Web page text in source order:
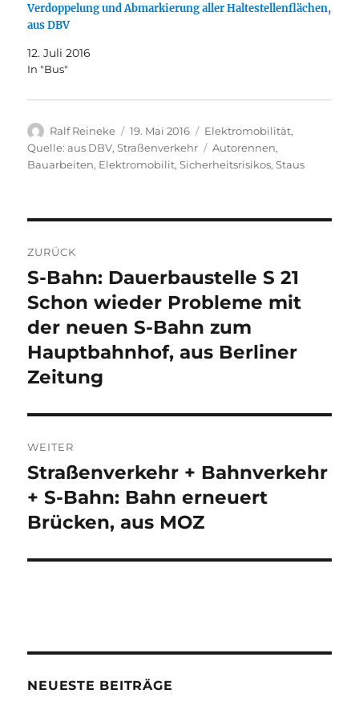
Verdoppelung und Abmarkierung aller Haltestellenflächen,
aus DBV
12. Juli 2016
In "Bus"
Autor
Ralf Reineke
Veröffentlicht
am
19. Mai 2016 Kategorien
Elektromobilität,
Quelle: aus DBV,Straßenverkehr Schlagwörter
Autorennen,
Bauarbeiten, Elektromobilit,Sicherheitsrisikos,Staus
ZURÜCK
Vorheriger
Beitrag:
S-Bahn: Dauerbaustelle S 21
Schon wieder Probleme mit
der neuen S-Bahn zum
Hauptbahnhof, aus Berliner
Zeitung
WEITER
Nächster
Beitrag:
Straßenverkehr + Bahnverkehr
+ S-Bahn: Bahn erneuert
Brücken, aus MOZ
NEUESTE BEITRÄGE